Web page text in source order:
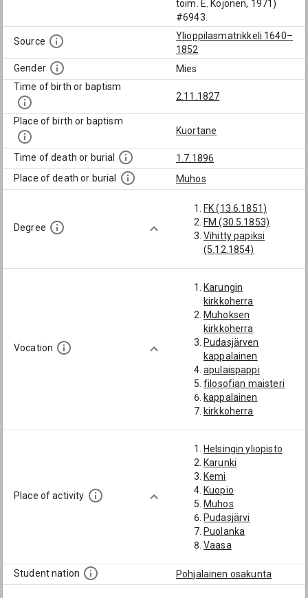
toim. E. Kojonen, 1971)
#6943.
Source
Ylioppilasmatrikkeli 1640–
1852
Gender
Mies
Time of birth or baptism
2.11.1827
Place of birth or baptism
Kuortane
Time of death or burial
1.7.1896
Place of death or burial
Muhos
Degree
FK (13.6.1851)
FM (30.5.1853)
Vihitty papiksi
(5.12.1854)
Vocation
Karungin
kirkkoherra
Muhoksen
kirkkoherra
Pudasjärven
kappalainen
apulaispappi
filosofian maisteri
kappalainen
kirkkoherra
rovasti
varapastori
Place of activity
Helsingin yliopisto
Karunki
Kemi
Kuopio
Muhos
Pudasjärvi
Puolanka
Vaasa
Student nation Pohjalainen osakunta